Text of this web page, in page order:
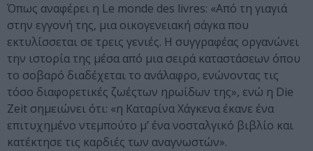
Όπως αναφέρει η Le monde des livres: «Από τη γιαγιά
στην εγγονή της, μια οικογενειακή σάγκα που
εκτυλίσσεται σε τρεις γενιές. Η συγγραφέας οργανώνει
την ιστορία της μέσα από μια σειρά καταστάσεων όπου
το σοβαρό διαδέχεται το ανάλαφρο, ενώνοντας τις
τόσο διαφορετικές ζωέςτων ηρωίδων της», ενώ η Die
Zeit σημειώνει ότι: «η Καταρίνα Χάγκενα έκανε ένα
επιτυχημένο ντεμπούτο μ’ ένα νοσταλγικό βιβλίο και
κατέκτησε τις καρδιές των αναγνωστών».